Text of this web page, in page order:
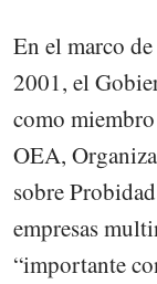
En el marco
2001, el
como
OEA,
sobre
empresas
“importante